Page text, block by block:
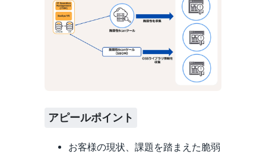
アピールポイント
お客様の現状、課題を踏まえた脆弱